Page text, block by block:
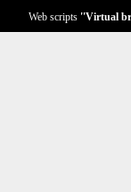
Web scripts ''Virtual